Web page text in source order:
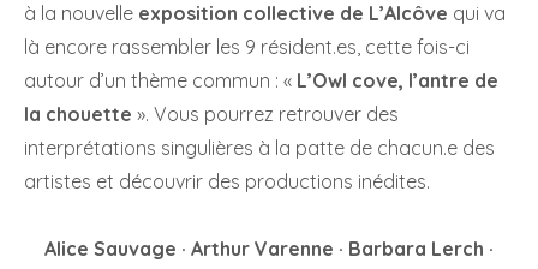
à la nouvelle exposition collective de L’Alcôve qui va
là encore rassembler les 9 résident.es, cette fois-ci
autour d’un thème commun : « L’Owl cove, l’antre de
la chouette ». Vous pourrez retrouver des
interprétations singulières à la patte de chacun.e des
artistes et découvrir des productions inédites.
Alice Sauvage · Arthur Varenne · Barbara Lerch ·